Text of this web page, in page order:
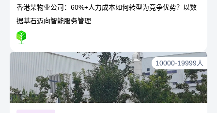
香港某物业公司：60%+人力成本如何转型为竞争优势？以数
据基石迈向智能服务管理
10000-19999人